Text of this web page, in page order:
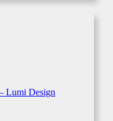
Lumi Design